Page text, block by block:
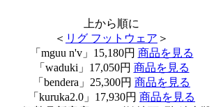
上から順に
＜ リグ フットウェア ＞
「mguu n'v」15,180円 商品を見る
「waduki」17,050円 商品を見る
「bendera」25,300円 商品を見る
「kuruka2.0」17,930円 商品を見る